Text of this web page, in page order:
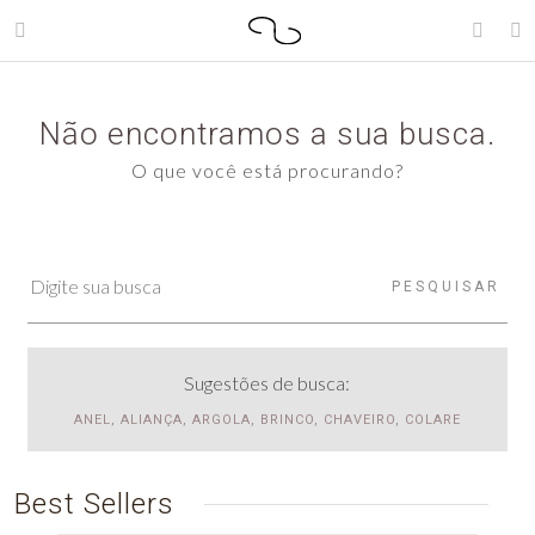
Não encontramos a sua busca.
O que você está procurando?
PESQUISAR
Sugestões de busca:
ANEL, ALIANÇA, ARGOLA, BRINCO, CHAVEIRO, COLARE
Best Sellers